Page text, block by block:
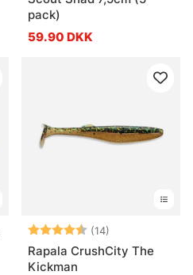
pack)
59.90 DKK
Vurdering: (14)
Rapala CrushCity The
Kickman